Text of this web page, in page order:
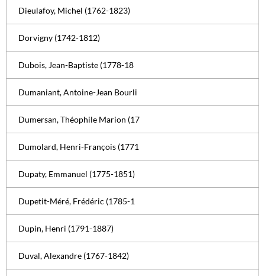
Dieulafoy, Michel (1762-1823)
Dorvigny (1742-1812)
Dubois, Jean-Baptiste (1778-18
Dumaniant, Antoine-Jean Bourli
Dumersan, Théophile Marion (17
Dumolard, Henri-François (1771
Dupaty, Emmanuel (1775-1851)
Dupetit-Méré, Frédéric (1785-1
Dupin, Henri (1791-1887)
Duval, Alexandre (1767-1842)